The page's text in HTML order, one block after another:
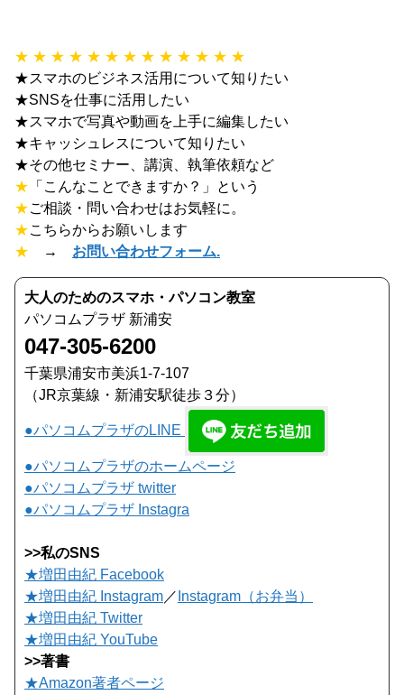
★ ★ ★ ★ ★ ★ ★ ★ ★ ★ ★ ★ ★
★スマホのビジネス活用について知りたい
★SNSを仕事に活用したい
★スマホで写真や動画を上手に編集したい
★キャッシュレスについて知りたい
★その他セミナー、講演、執筆依頼など
★ 「こんなことできますか？」という
★ご相談・問い合わせはお気軽に。
★こちらからお願いします
★
→ お問い合わせフォーム.
大人のためのスマホ・パソコン教室
パソコムプラザ 新浦安
047-305-6200
千葉県浦安市美浜1-7-107
（JR京葉線・新浦安駅徒歩３分）
●パソコムプラザのLINE
●パソコムプラザのホームページ
●パソコムプラザ twitter
●パソコムプラザ Instagra
>>私のSNS
★増田由紀 Facebook
★増田由紀 Instagram／ Instagram（お弁当）
★増田由紀 Twitter
★増田由紀 YouTube
>>著書
★Amazon著者ページ